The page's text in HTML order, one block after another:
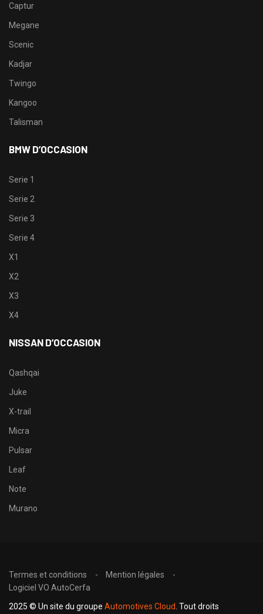
Captur
Megane
Scenic
Kadjar
Twingo
Kangoo
Talisman
BMW D’OCCASION
Serie 1
Serie 2
Serie 3
Serie 4
X1
X2
X3
X4
NISSAN D’OCCASION
Qashqai
Juke
X-trail
Micra
Pulsar
Leaf
Note
Murano
Termes et conditions
Mention légales
Logiciel VO AutoCerfa
2025 © Un site du groupe Automotives Cloud . Tout droits